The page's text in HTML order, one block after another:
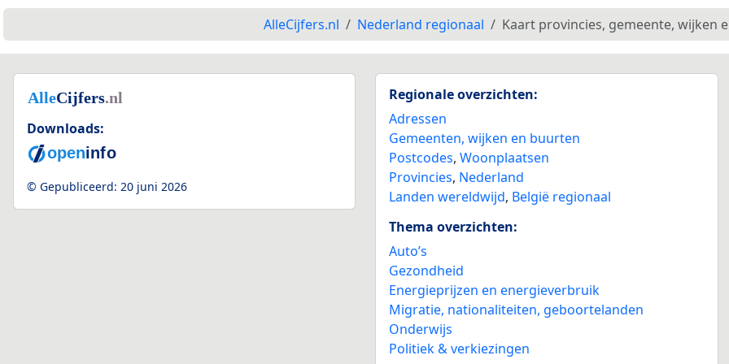
AlleCijfers.nl Nederland regionaal Kaart provincies, gemeente, wijken
Downloads:
© Gepubliceerd: 20 juni 2026
Regionale overzichten:
Adressen
Gemeenten, wijken en buurten
Postcodes,Woonplaatsen
Provincies, Nederland
Landen wereldwijd, België regionaal
Thema overzichten:
Auto’s
Gezondheid
Energieprijzen en energieverbruik
Migratie, nationaliteiten, geboortelanden
Onderwijs
Politiek & verkiezingen